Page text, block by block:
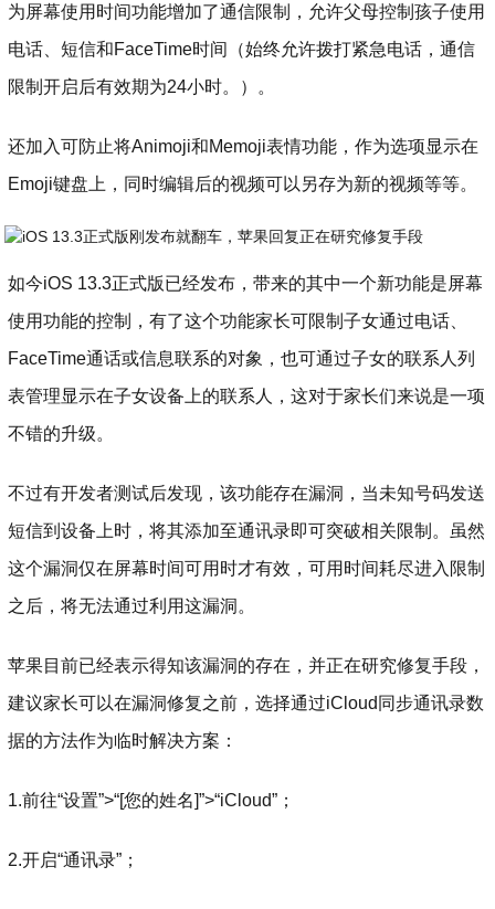
为屏幕使用时间功能增加了通信限制，允许父母控制孩子使用
电话、短信和FaceTime时间（始终允许拨打紧急电话，通信
限制开启后有效期为24小时。）。
还加入可防止将Animoji和Memoji表情功能，作为选项显示在
Emoji键盘上，同时编辑后的视频可以另存为新的视频等等。
如今iOS 13.3正式版已经发布，带来的其中一个新功能是屏幕
使用功能的控制，有了这个功能家长可限制子女通过电话、
FaceTime通话或信息联系的对象，也可通过子女的联系人列
表管理显示在子女设备上的联系人，这对于家长们来说是一项
不错的升级。
不过有开发者测试后发现，该功能存在漏洞，当未知号码发送
短信到设备上时，将其添加至通讯录即可突破相关限制。虽然
这个漏洞仅在屏幕时间可用时才有效，可用时间耗尽进入限制
之后，将无法通过利用这漏洞。
苹果目前已经表示得知该漏洞的存在，并正在研究修复手段，
建议家长可以在漏洞修复之前，选择通过iCloud同步通讯录数
据的方法作为临时解决方案：
1.前往“设置”>“[您的姓名]”>“iCloud”；
2.开启“通讯录”；